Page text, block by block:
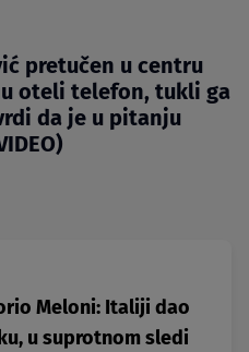
pretučen u centru
oteli telefon, tukli ga
da je u pitanju
Meloni: Italiji dao
u suprotnom sledi